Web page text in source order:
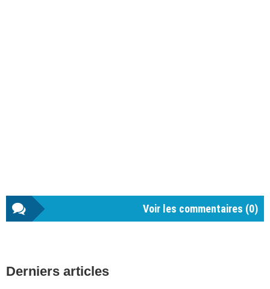
Voir les commentaires (0)
latérale
Derniers articles